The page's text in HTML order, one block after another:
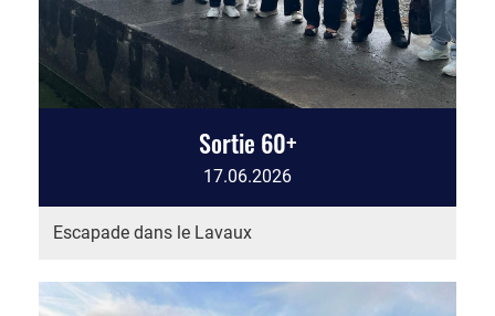
Sortie 60+
17.06.2026
Escapade dans le Lavaux